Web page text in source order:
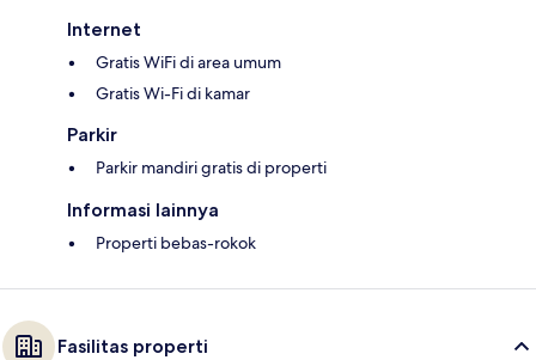
Internet
Gratis WiFi di area umum
Gratis Wi-Fi di kamar
Parkir
Parkir mandiri gratis di properti
Informasi lainnya
Properti bebas-rokok
Fasilitas properti